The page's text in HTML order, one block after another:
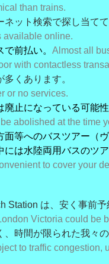
than trains.
ネット検索で探し当て
available online.
前払い。 Almost all
with contactless
くあります。
or no services.
止になっている可能
abolished at the time
面等へのバスツアー（
には水陸両用バスのツ
to cover your
Station は、安く事前予
Victoria could be
時間が限られた我々
to traffic congestion,